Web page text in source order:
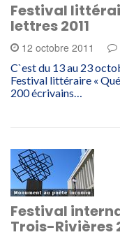
Festival
lettres 2011
12 octobre 2011
C`est du 13 au 23
Festival littéraire «
200 écrivains…
Festival
Trois-Rivières